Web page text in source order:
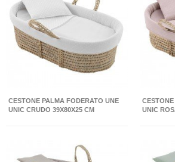
CESTONE PALMA FODERATO UNE
UNIC CRUDO 39X80X25 CM
UNIC